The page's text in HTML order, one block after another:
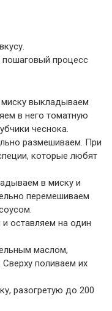
процесс
миску выкладываем
в него томатную
чеснока.
размешиваем. При
которые любят
в миску и
перемешиваем
оставляем на один
маслом,
поливаем их
разогретую до 200